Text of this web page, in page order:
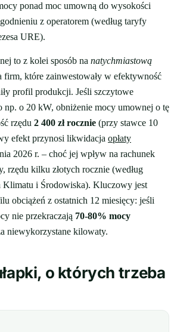
ponad moc umowną do wysokości
z operatorem (według taryfy
URE).
to z kolei sposób na natychmiastową
firm, które zainwestowały w efektywność
profil produkcji. Jeśli szczytowe
np. o 20 kW, obniżenie mocy umownej o tę
rzędu 2 400 zł rocznie (przy stawce 10
efekt przynosi likwidacja opłaty
2026 r. – choć jej wpływ na rachunek
rzędu kilku złotych rocznie (według
i Środowiska). Kluczowy jest
obciążeń z ostatnich 12 miesięcy: jeśli
nie przekraczają 70-80% mocy
niewykorzystane kilowaty.
o których trzeba